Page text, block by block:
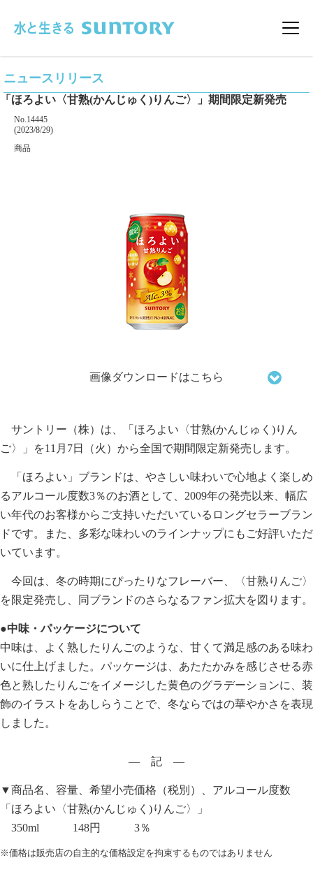
メ
ニュースリリース
「ほろよい〈甘熟(かんじゅく)りんご〉」期間限定新発売
掲載番号
No.14445
掲載日
(2023/8/29)
カテゴリー
商品
画像ダウンロードはこちら
サントリー（株）は、「ほろよい〈甘熟(かんじゅく)りん
ご〉」を11月7日（火）から全国で期間限定新発売します。
「ほろよい」ブランドは、やさしい味わいで心地よく楽しめ
るアルコール度数3％のお酒として、2009年の発売以来、幅広
い年代のお客様からご支持いただいているロングセラーブラン
ドです。また、多彩な味わいのラインナップにもご好評いただ
いています。
今回は、冬の時期にぴったりなフレーバー、〈甘熟りんご〉
を限定発売し、同ブランドのさらなるファン拡大を図ります。
●中味・パッケージについて
中味は、よく熟したりんごのような、甘くて満足感のある味わ
いに仕上げました。パッケージは、あたたかみを感じさせる赤
色と熟したりんごをイメージした黄色のグラデーションに、装
飾のイラストをあしらうことで、冬ならではの華やかさを表現
しました。
― 記 ―
▼商品名、容量、希望小売価格（税別）、アルコール度数
「ほろよい〈甘熟(かんじゅく)りんご〉」
350ml 148円 3％
※価格は販売店の自主的な価格設定を拘束するものではありません